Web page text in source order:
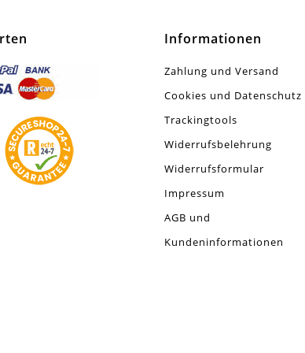
Informationen
Zahlung und Versand
Cookies und Datenschutz
Trackingtools
Widerrufsbelehrung
Widerrufsformular
Impressum
AGB und
Kundeninformationen